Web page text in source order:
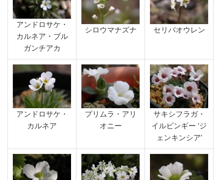
アンドロサケ・
カルネア・ブル
ガンチアカ
シロウマナズナ セリバオウレン
アンドロサケ・
カルネア
プリムラ・アリ
オニー
サキシフラガ・
イルビンギー ’ジ
ェンキンシア’